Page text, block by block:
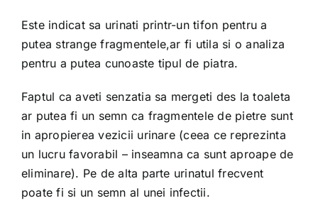
Este indicat sa urinati printr-un tifon pentru a
putea strange fragmentele,ar fi utila si o analiza
pentru a putea cunoaste tipul de piatra.
Faptul ca aveti senzatia sa mergeti des la toaleta
ar putea fi un semn ca fragmentele de pietre sunt
in apropierea vezicii urinare (ceea ce reprezinta
un lucru favorabil – inseamna ca sunt aproape de
eliminare). Pe de alta parte urinatul frecvent
poate fi si un semn al unei infectii.